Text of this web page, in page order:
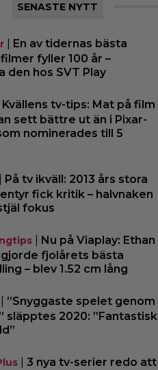
SENASTE NYTT
| En av tidernas bästa
fyller 100 år –
den hos SVT Play
Kvällens tv-tips: Mat på film
sett bättre ut än i Pixar-
nominerades till 5
På tv ikväll: 2013 års stora
fick kritik – halvnaken
fokus
| Nu på Viaplay: Ethan
fjolårets bästa
– blev 1.52 cm lång
”Snyggaste spelet genom
släpptes 2020: ”Fantastisk
| 3 nya tv-serier redo att